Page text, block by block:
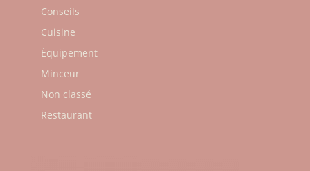
Conseils
Cuisine
Équipement
Minceur
Non classé
Restaurant